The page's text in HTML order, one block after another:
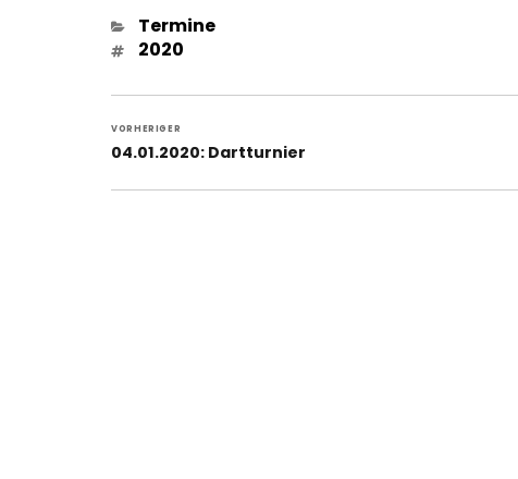
Kategorien
Termine
Schlagwörter
2020
VORHERIGER
Vorheriger
04.01.2020: Dartturnier